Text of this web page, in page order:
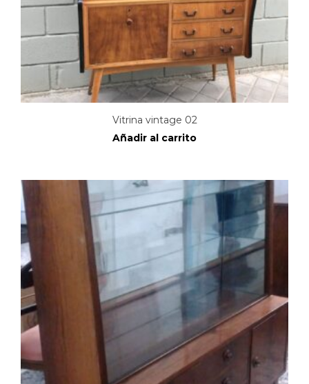
Vitrina vintage 02
Añadir al carrito